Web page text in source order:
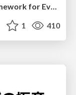
文献紹介：A Multidimensional Framework for Evaluating Lexical Semantic Change with Social Science Applications
1 410